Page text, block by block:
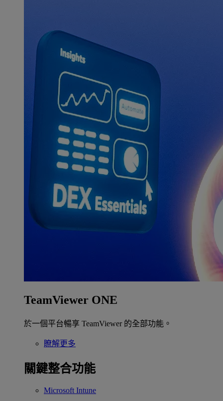
TeamViewer ONE
於一個平台暢享 TeamViewer 的全部功能。
瞭解更多
關鍵整合功能
Microsoft Intune